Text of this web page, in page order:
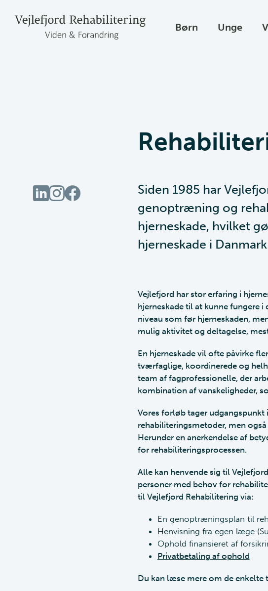
Børn Unge
Siden 1985 har
genoptræning og
hjerneskade, hvilket
hjerneskade i
Vejlefjord har stor erfaring i
hjerneskade til at kunne fungere
niveau som før hjerneskaden,
mulig aktivitet og deltagelse,
En hjerneskade vil ofte påvirke
tværfaglige, koordinerede og
team af fagprofessionelle, der
kombination af vanskeligheder,
Vores forløb tager udgangspunkt
rehabiliteringsmetoder, men
Herunder en anerkendelse af
for rehabiliteringsprocessen.
Alle kan henvende sig til
personer med behov for
til Vejlefjord Rehabilitering via:
En genoptræningsplan til
Henvisning fra egen læge
Ophold finansieret af
Privatbetaling af ophold
Du kan læse mere om de